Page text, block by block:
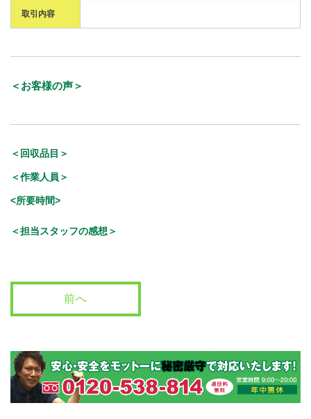
取引内容
＜お客様の声＞
＜回収品目＞
＜作業人員＞
<所要時間>
＜担当スタッフの感想＞
前へ